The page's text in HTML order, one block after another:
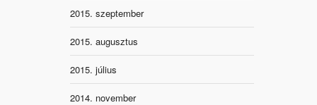
2015. szeptember
2015. augusztus
2015. július
2014. november